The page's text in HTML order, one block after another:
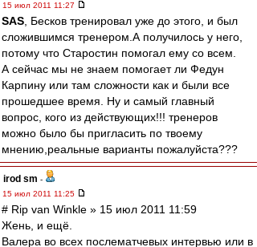
15 июл 2011 11:27
SAS , Бесков тренировал уже до этого, и был
сложившимся тренером.А получилось у него,
потому что Старостин помогал ему со всем.
А сейчас мы не знаем помогает ли Федун
Карпину или там сложности как и были все
прошедшее время. Ну и самый главный
вопрос, кого из действующих!!! тренеров
можно было бы пригласить по твоему
мнению,реальные варианты пожалуйста???
irod sm -
15 июл 2011 11:25
# Rip van Winkle » 15 июл 2011 11:59
Жень, и ещё.
Валера во всех послематчевых интервью или в